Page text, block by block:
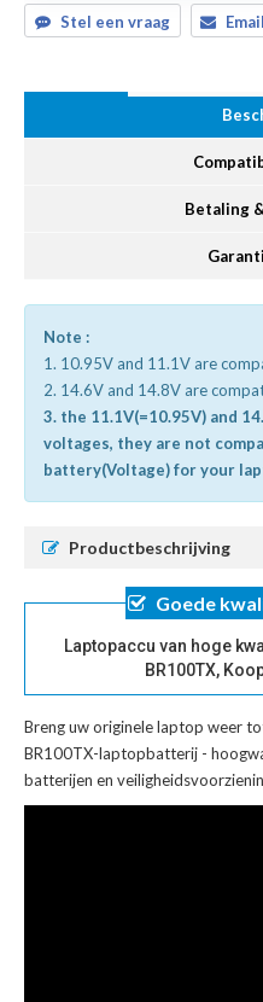
Stel een vraag
Betaling
Note :
1. 10.95V and 11.1V are
2. 14.6V and 14.8V are
3. the 11.1V(=10.95V) and
voltages, they are not
battery(Voltage) for your
Productbeschrijving
Goede
Laptopaccu van hoge
BR100TX,
Breng uw originele laptop weer
BR100TX-laptopbatterij -
batterijen en